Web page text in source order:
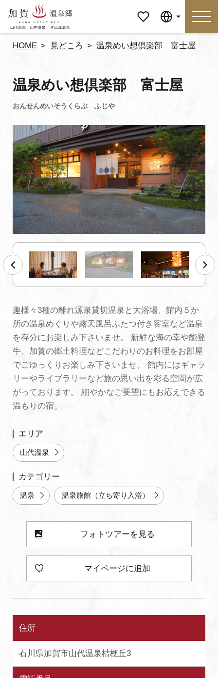
ージ
特集
見どころ 食べる
おみやげ イベント
泊まる アクセス
マイページ
初めての加賀温泉郷
加賀に泊まって！北陸巡り♪
ご当地グルメ
加賀 旅先納税
FAQ
お知らせ
動画を見る
写真ダウンロード
よくあるご質問・お問い合わせ
プライバシーポリシー
HOME 見どころ 温泉めい想倶楽部 富士屋
温泉めい想倶楽部 富士屋
趣様々3種の離れ源泉貸切温泉と大浴場、館内５か
所の温泉めぐりや露天風呂ふたつ付き客室など温泉
を存分にお楽しみ下さいませ。 新鮮な海の幸や能登
牛、加賀の郷土料理などこだわりのお料理をお部屋
でごゆっくりお楽しみ下さいませ。 館内にはギャラ
リーやライブラリーなど旅の思い出を彩る空間が広
がっております。 細やかなご要望にもお応えできる
温もりの宿。
エリア
山代温泉
カテゴリー
温泉 温泉旅館（立ち寄り入浴）
フォトツアーを見る
マイページに追加
住所
石川県加賀市山代温泉桔梗丘3